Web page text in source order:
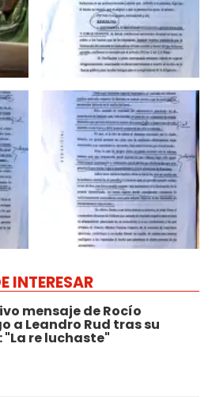
INTERESAR
mensaje de Rocío
a Leandro Rud tras su
"La re luchaste"